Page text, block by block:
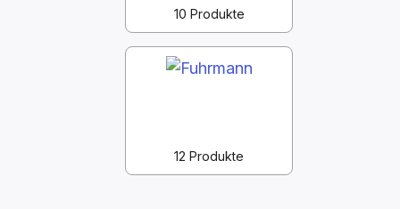
10 Produkte
12 Produkte